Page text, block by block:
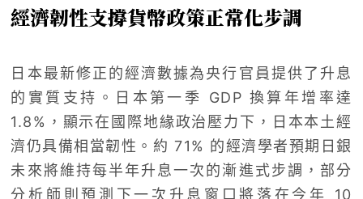
經濟韌性支撐貨幣政策正常化步調
日本最新修正的經濟數據為央行官員提供了升息
的實質支持。日本第一季 GDP 換算年增率達
1.8%，顯示在國際地緣政治壓力下，日本本土經
濟仍具備相當韌性。約 71% 的經濟學者預期日銀
未來將維持每半年升息一次的漸進式步調，部分
分析師則預測下一次升息窗口將落在今年 10